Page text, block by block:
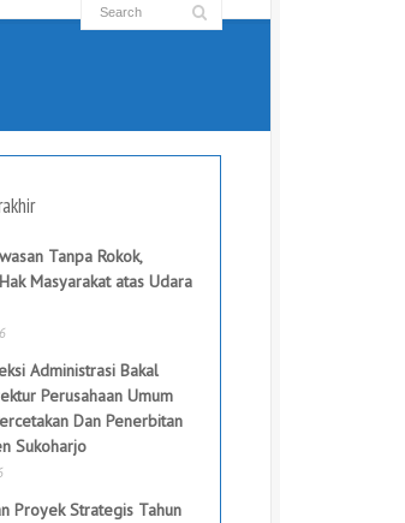
Tanpa Rokok,
Masyarakat atas Udara
Administrasi Bakal
Perusahaan Umum
Dan Penerbitan
Sukoharjo
Proyek Strategis Tahun